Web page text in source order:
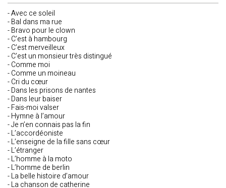
- Avec ce soleil
- Bal dans ma rue
- Bravo pour le clown
- C’est à hambourg
- C’est merveilleux
- C’est un monsieur très distingué
- Comme moi
- Comme un moineau
- Cri du cœur
- Dans les prisons de nantes
- Dans leur baiser
- Fais-moi valser
- Hymne à l’amour
- Je n’en connais pas la fin
- L’accordéoniste
- L’enseigne de la fille sans cœur
- L’étranger
- L’homme à la moto
- L’homme de berlin
- La belle histoire d’amour
- La chanson de catherine